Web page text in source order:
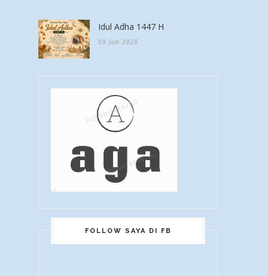
Idul Adha 1447 H
09 Jun 2026
FOLLOW SAYA DI FB